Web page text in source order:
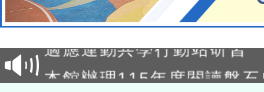
本校115學年度第2次代理
本館辦理115年度閱讀磐